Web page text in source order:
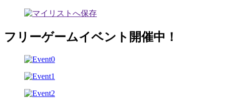
フリーゲームイベント開催中！